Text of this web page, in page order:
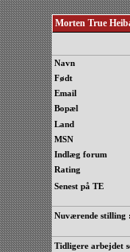
Morten True
Navn
Født
Email
Bopæl
Land
MSN
Indlæg forum
Rating
Senest på TE
Nuværende stilling :
Tidligere arbejdet